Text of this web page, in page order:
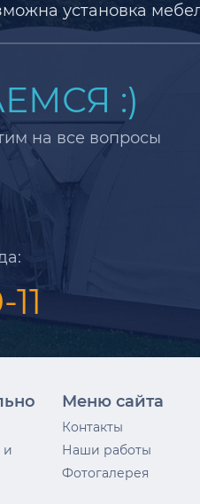
установка
:)
на все вопросы
и
Меню сайта
Контакты
Наши работы
Фотогалерея